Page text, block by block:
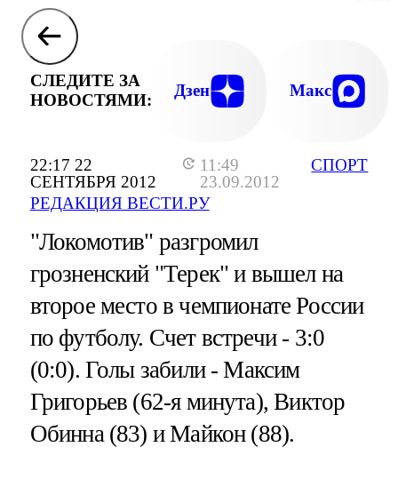
22:17 22
СЕНТЯБРЯ 2012
11:49
23.09.2012
РЕДАКЦИЯ ВЕСТИ.РУ
СПОРТ
СЛЕДИТЕ ЗА
НОВОСТЯМИ:
Дзен Макс
"Локомотив" разгромил
грозненский "Терек" и вышел на
второе место в чемпионате России
по футболу. Счет встречи - 3:0
(0:0). Голы забили - Максим
Григорьев (62-я минута), Виктор
Обинна (83) и Майкон (88).